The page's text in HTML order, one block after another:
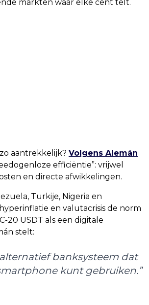
markten waar elke cent telt.
aantrekkelijk? Volgens Alemán
efficiëntie”: vrijwel
en directe afwikkelingen.
Turkije, Nigeria en
en valutacrisis de norm
20 USDT als een digitale
stelt:
alternatief banksysteem dat
kunt gebruiken.”